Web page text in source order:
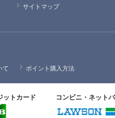
サイトマップ
て ポイント購入方法
ットカード コンビニ・ネット